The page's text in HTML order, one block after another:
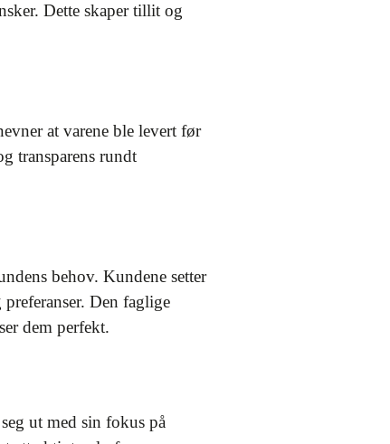
Dette skaper tillit og
at varene ble levert før
transparens rundt
behov. Kundene setter
Den faglige
dem perfekt.
ut med sin fokus på